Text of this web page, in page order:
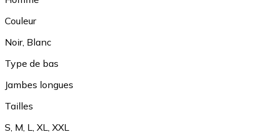
Couleur
Noir, Blanc
Type de bas
Jambes longues
Tailles
S M L XL
XXL